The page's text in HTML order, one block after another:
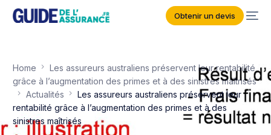
Obtenir un devis
Home
Les assureurs australiens préservent leur rentabilité
grâce à l’augmentation des primes et à des sinistres maîtrisés
Actualités
Les assureurs australiens préservent leur
rentabilité grâce à l’augmentation des primes et à des
sinistres maîtrisés